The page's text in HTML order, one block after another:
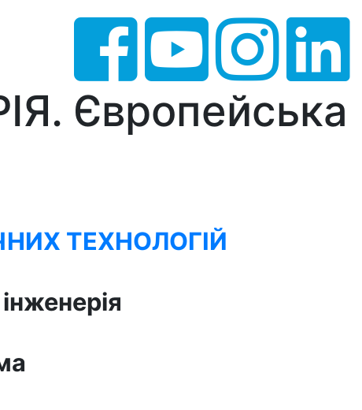
Європейська
ТЕХНОЛОГІЙ
інженерія